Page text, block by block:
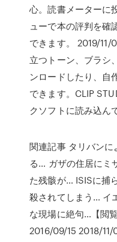
心。読書メーターに
ューで本の評判を確
できます。 2019/11/
立つトーン、ブラシ
ンロードしたり、自
できます。CLIP
クソフトに読み込ん
関連記事 タリバン
る… ガザの住居にミ
た残骸が… ISISに捕
殺されてしまう… イ
な現場に絶句…【閲
2016/09/15 2018/